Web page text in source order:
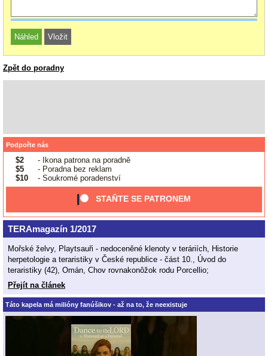
Zpět do poradny
Podpořte nás
$2
- Ikona patrona na poradně
$5
- Poradna bez reklam
$10
- Soukromé poradenství
STAŇTE SE PATRONEM
TERAmagazín 1/2017
Mořské želvy, Playtsauři - nedoceněné klenoty v teráriích, Historie
herpetologie a teraristiky v České republice - část 10., Úvod do
teraristiky (42), Omán, Chov rovnakonôžok rodu Porcellio;
Přejít na článek
Táto kapela má milióny fanúšikov - až na to, že neexistuje